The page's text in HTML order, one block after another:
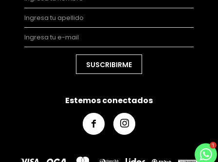
SUSCRIBIRME
Estemos conectados
 